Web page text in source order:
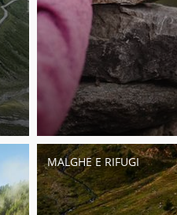
MALGHE E RIFUGI